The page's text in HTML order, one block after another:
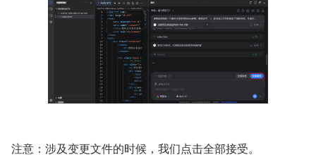
注意：涉及变更文件的时候，我们点击全部接受。